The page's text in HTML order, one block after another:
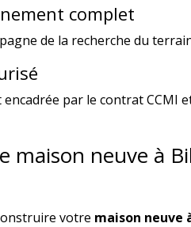
complet
de la recherche du
par le contrat CCMI
maison neuve à
votre maison neuve